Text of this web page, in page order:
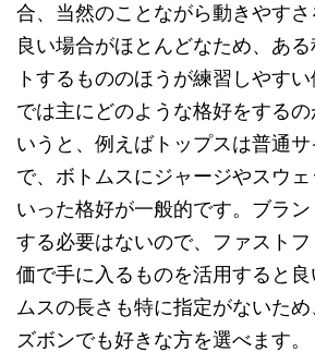
合、当然のことながら動きやす
良い場合がほとんどなため、あ
トするもののほうが練習しやすい
では主にどのような格好をする
いうと、例えばトップスは普通
で、ボトムスにジャージやスウ
いった格好が一般的です。ブラ
する必要はないので、ファスト
価で手に入るものを活用すると
ムスの長さも特に指定がないた
ズボンでも好きな方を選べます。